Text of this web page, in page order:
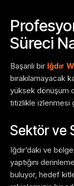
Süreci
Başarılı bir Iğdır
bırakılamayacak
yüksek dönüşüm
titizlikle izlenmesi
Sektör ve
Iğdır’daki ve
yaptığını
buluyor, hedef